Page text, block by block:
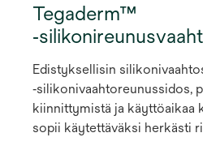
Tegaderm™
Edistyksellisin
‑silikonivaahtoreunussidos,
kiinnittymistä ja käyttöaikaa
sopii käytettäväksi herkästi